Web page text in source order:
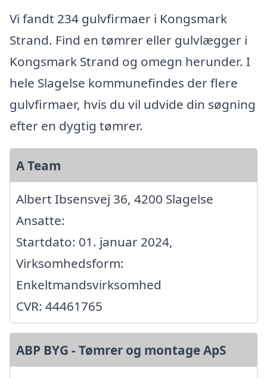
Vi fandt 234 gulvfirmaer i Kongsmark
Strand. Find en tømrer eller gulvlægger i
Kongsmark Strand og omegn herunder. I
hele Slagelse kommunefindes der flere
gulvfirmaer, hvis du vil udvide din søgning
efter en dygtig tømrer.
A Team
Albert Ibsensvej 36, 4200 Slagelse
Ansatte:
Startdato: 01. januar 2024,
Virksomhedsform:
Enkeltmandsvirksomhed
CVR: 44461765
ABP BYG - Tømrer og montage ApS